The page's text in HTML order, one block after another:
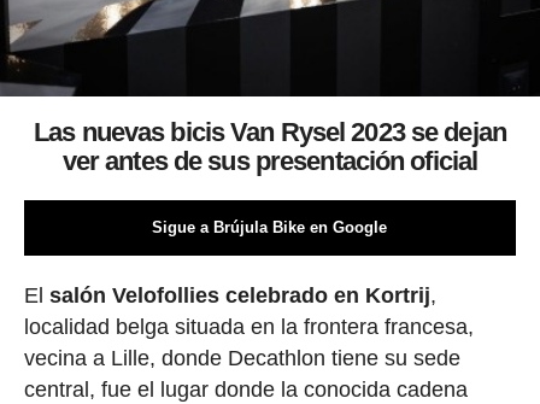
Las nuevas bicis Van Rysel 2023 se dejan
ver antes de sus presentación oficial
Sigue a Brújula Bike en Google
El salón Velofollies celebrado en Kortrij,
localidad belga situada en la frontera francesa,
vecina a Lille, donde Decathlon tiene su sede
central, fue el lugar donde la conocida cadena